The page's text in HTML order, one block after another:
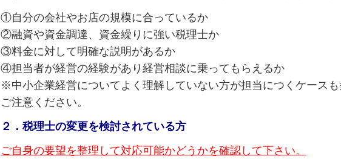
①自分の会社やお店の規模に合っているか
②融資や資金調達、資金繰りに強い税理士か
③料金に対して明確な説明があるか
④担当者が経営の経験があり経営相談に乗ってもらえるか
※中小企業経営についてよく理解していない方が担当につくケース
ご注意ください。
２．税理士の変更を検討されている方
ご自身の要望を整理して対応可能かどうかを確認して下さい。